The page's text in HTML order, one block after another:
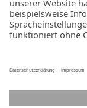
Die Auswahl und die
Einfachheit der
Bestellung.